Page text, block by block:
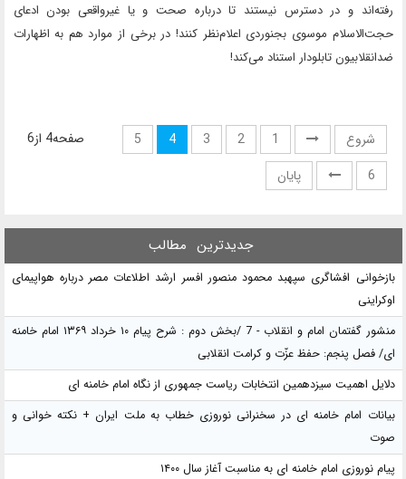
رفته‌اند و در دسترس نیستند تا درباره صحت و یا غیرواقعی بودن ادعای
حجت‌الاسلام موسوی بجنوردی اعلام‌نظر کنند! در برخی از موارد هم به اظهارات
ضدانقلابیون تابلودار استناد می‌کند!
صفحه4 از6 شروع 1
2
3
4
5
6
پایان
جدیدترین مطالب
بازخوانی افشاگری سپهبد محمود منصور افسر ارشد اطلاعات مصر درباره هواپیمای
اوکراینی
منشور گفتمان امام و انقلاب - 7 /بخش دوم : شرح پیام ۱۰ خرداد ۱۳۶۹ امام خامنه
ای/ فصل پنجم: حفظ عزّت و کرامت انقلابی
دلایل اهمیت سیزدهمین انتخابات ریاست جمهوری از نگاه امام خامنه ای
بیانات امام خامنه ای در سخنرانی نوروزی خطاب به ملت ایران + نکته خوانی و
صوت
پیام نوروزی امام خامنه ای به مناسبت آغاز سال ۱۴۰۰